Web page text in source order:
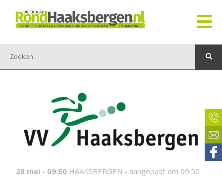
28 mei - 09:50 HAAKSBERGEN - aangepast om 09:50